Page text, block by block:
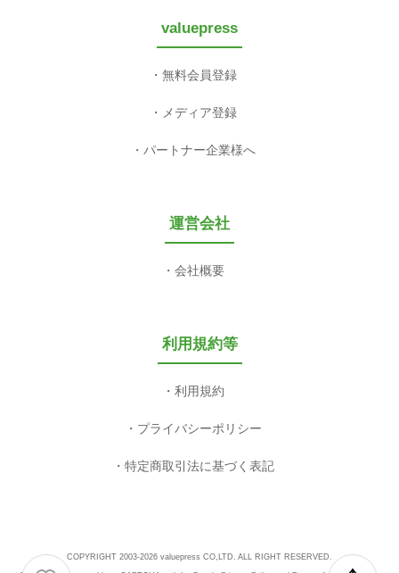
valuepress
無料会員登録
メディア登録
パートナー企業様へ
運営会社
会社概要
利用規約等
利用規約
プライバシーポリシー
特定商取引法に基づく表記
COPYRIGHT 2003-2026 valuepress CO,LTD. ALL RIGHT RESERVED.